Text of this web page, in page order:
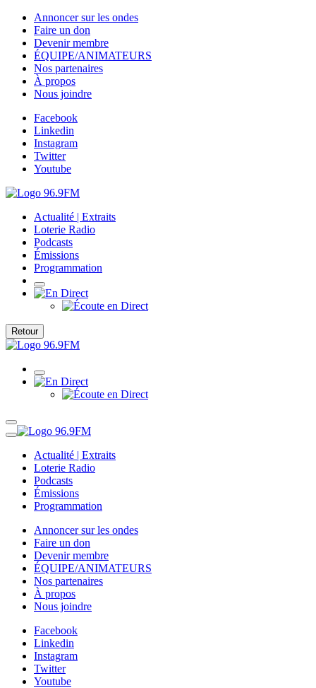
Annoncer sur les ondes
Faire un don
Devenir membre
ÉQUIPE/ANIMATEURS
Nos partenaires
À propos
Nous joindre
Facebook
Linkedin
Instagram
Twitter
Youtube
Actualité | Extraits
Loterie Radio
Podcasts
Émissions
Programmation
Retour
Actualité | Extraits
Loterie Radio
Podcasts
Émissions
Programmation
Annoncer sur les ondes
Faire un don
Devenir membre
ÉQUIPE/ANIMATEURS
Nos partenaires
À propos
Nous joindre
Facebook
Linkedin
Instagram
Twitter
Youtube